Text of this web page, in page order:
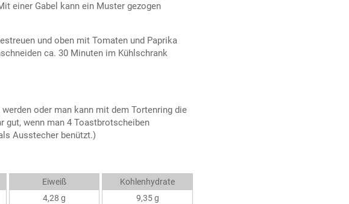
einer Gabel kann ein Muster gezogen
und oben mit Tomaten und Paprika
ca. 30 Minuten im Kühlschrank
oder man kann mit dem Tortenring die
gut, wenn man 4 Toastbrotscheiben
Ausstecher benützt.)
Eiweiß
4,28 g
Kohlenhydrate
9,35 g